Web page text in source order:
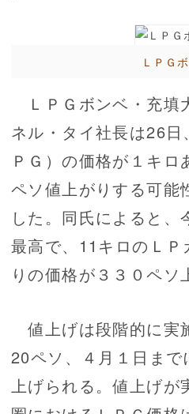
ＬＰＧ
ＬＰＧボンベ・充填
ネル・タイ社長は26日
ＰＧ）の価格が１キ
ペソ値上がりする可能
した。同氏によると、
最高で、11キロのＬＰ
りの価格が３３０ペソ
値上げは段階的に実
20ペソ、４月１日まで
上げられる。値上げが